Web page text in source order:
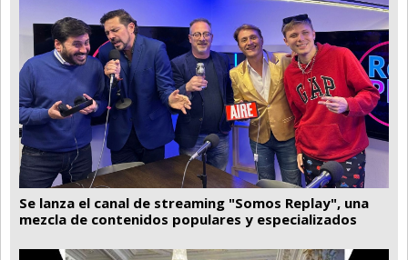
Se lanza el canal de streaming "Somos Replay", una
mezcla de contenidos populares y especializados